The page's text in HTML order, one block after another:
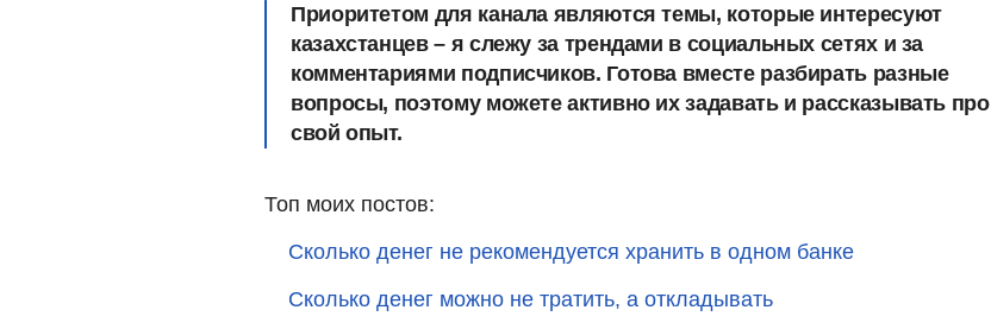
Приоритетом для канала являются темы, которые интересуют
казахстанцев – я слежу за трендами в социальных сетях и за
комментариями подписчиков. Готова вместе разбирать разные
вопросы, поэтому можете активно их задавать и рассказывать про
свой опыт.
Топ моих постов:
Сколько денег не рекомендуется хранить в одном банке
Сколько денег можно не тратить, а откладывать